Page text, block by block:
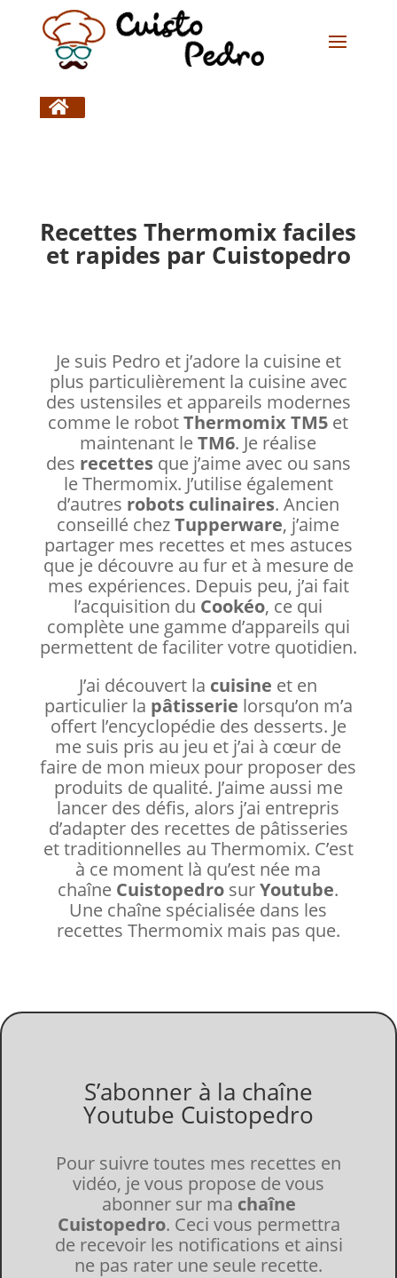

Recettes Thermomix faciles
et rapides par Cuistopedro
Je suis Pedro et j’adore la cuisine et
plus particulièrement la cuisine avec
des ustensiles et appareils modernes
comme le robot Thermomix TM5 et
maintenant le TM6. Je réalise
des recettes que j’aime avec ou sans
le Thermomix. J’utilise également
d’autres robots culinaires. Ancien
conseillé chez Tupperware, j’aime
partager mes recettes et mes astuces
que je découvre au fur et à mesure de
mes expériences. Depuis peu, j’ai fait
l’acquisition du Cookéo, ce qui
complète une gamme d’appareils qui
permettent de faciliter votre quotidien.
J’ai découvert la cuisine et en
particulier la pâtisserie lorsqu’on m’a
offert l’encyclopédie des desserts. Je
me suis pris au jeu et j’ai à cœur de
faire de mon mieux pour proposer des
produits de qualité. J’aime aussi me
lancer des défis, alors j’ai entrepris
d’adapter des recettes de pâtisseries
et traditionnelles au Thermomix. C’est
à ce moment là qu’est née ma
chaîne Cuistopedro sur Youtube.
Une chaîne spécialisée dans les
recettes Thermomix mais pas que.
S’abonner à la chaîne
Youtube Cuistopedro
Pour suivre toutes mes recettes en
vidéo, je vous propose de vous
abonner sur ma chaîne
Cuistopedro. Ceci vous permettra
de recevoir les notifications et ainsi
ne pas rater une seule recette.